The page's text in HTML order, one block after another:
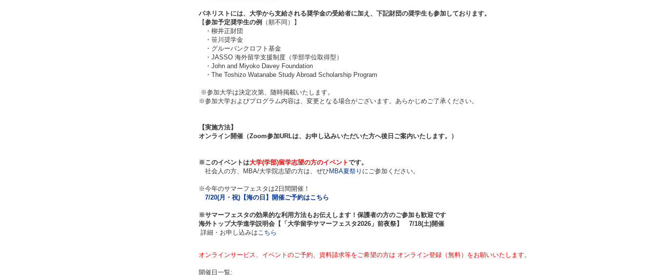
パネリストには、大学から支給される奨学金の受給者に加え、下記財団の奨学生も参加しております。
【参加予定奨学生の例
（順不同）】
・柳井正財団
・笹川奨学金
・グルーバンクロフト基金
・JASSO 海外留学支援制度（学部学位取得型）
・John and Miyoko Davey Foundation
・The Toshizo Watanabe​ Study Abroad Scholarship Program
※参加大学は決定次第、随時掲載いたします。
※参加大学およびプログラム内容は、変更となる場合がございます。あらかじめご了承ください。
【実施方法】
オンライン開催（Zoom参加URLは、お申し込みいただいた方へ後日ご案内いたします。）
※このイベントは大学(学部)留学志望の方のイベントです。
社会人の方、MBA/大学院志望の方は、ぜひ MBA夏祭り にご参加ください。
※今年のサマーフェスタは2日間開催！
7/20(月・祝)【海の日】開催ご予約はこちら
※サマーフェスタの効果的な利用方法もお伝えします！保護者の方のご参加も歓迎です
海外トップ大学進学説明会【「 大学留学サマーフェスタ2026 」 前夜祭】 7/18(土)開催
詳細・お申し込みはこちら
オンラインサービス、イベントのご予約、資料請求等をご希望の方は オンライン登録（無料）をお願いいたします。
開催日一覧: